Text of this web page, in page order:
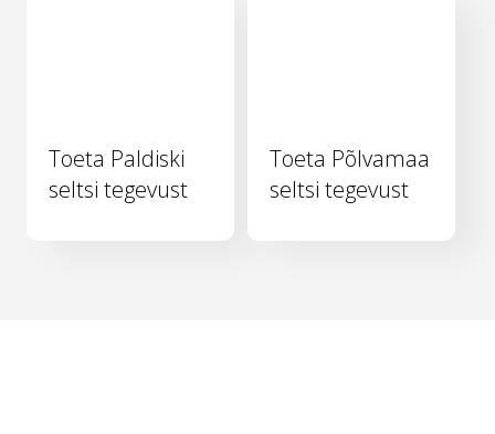
Toeta Paldiski
seltsi tegevust
Toeta Põlvamaa
seltsi tegevust